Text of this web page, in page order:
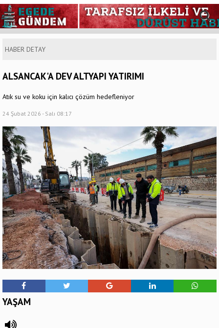
HABER DETAY
ALSANCAK'A DEV ALTYAPI YATIRIMI
Atık su ve koku için kalıcı çözüm hedefleniyor
24 Şubat 2026 - Salı 08:17
YAŞAM